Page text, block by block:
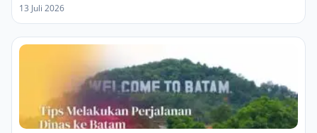
13 Juli 2026